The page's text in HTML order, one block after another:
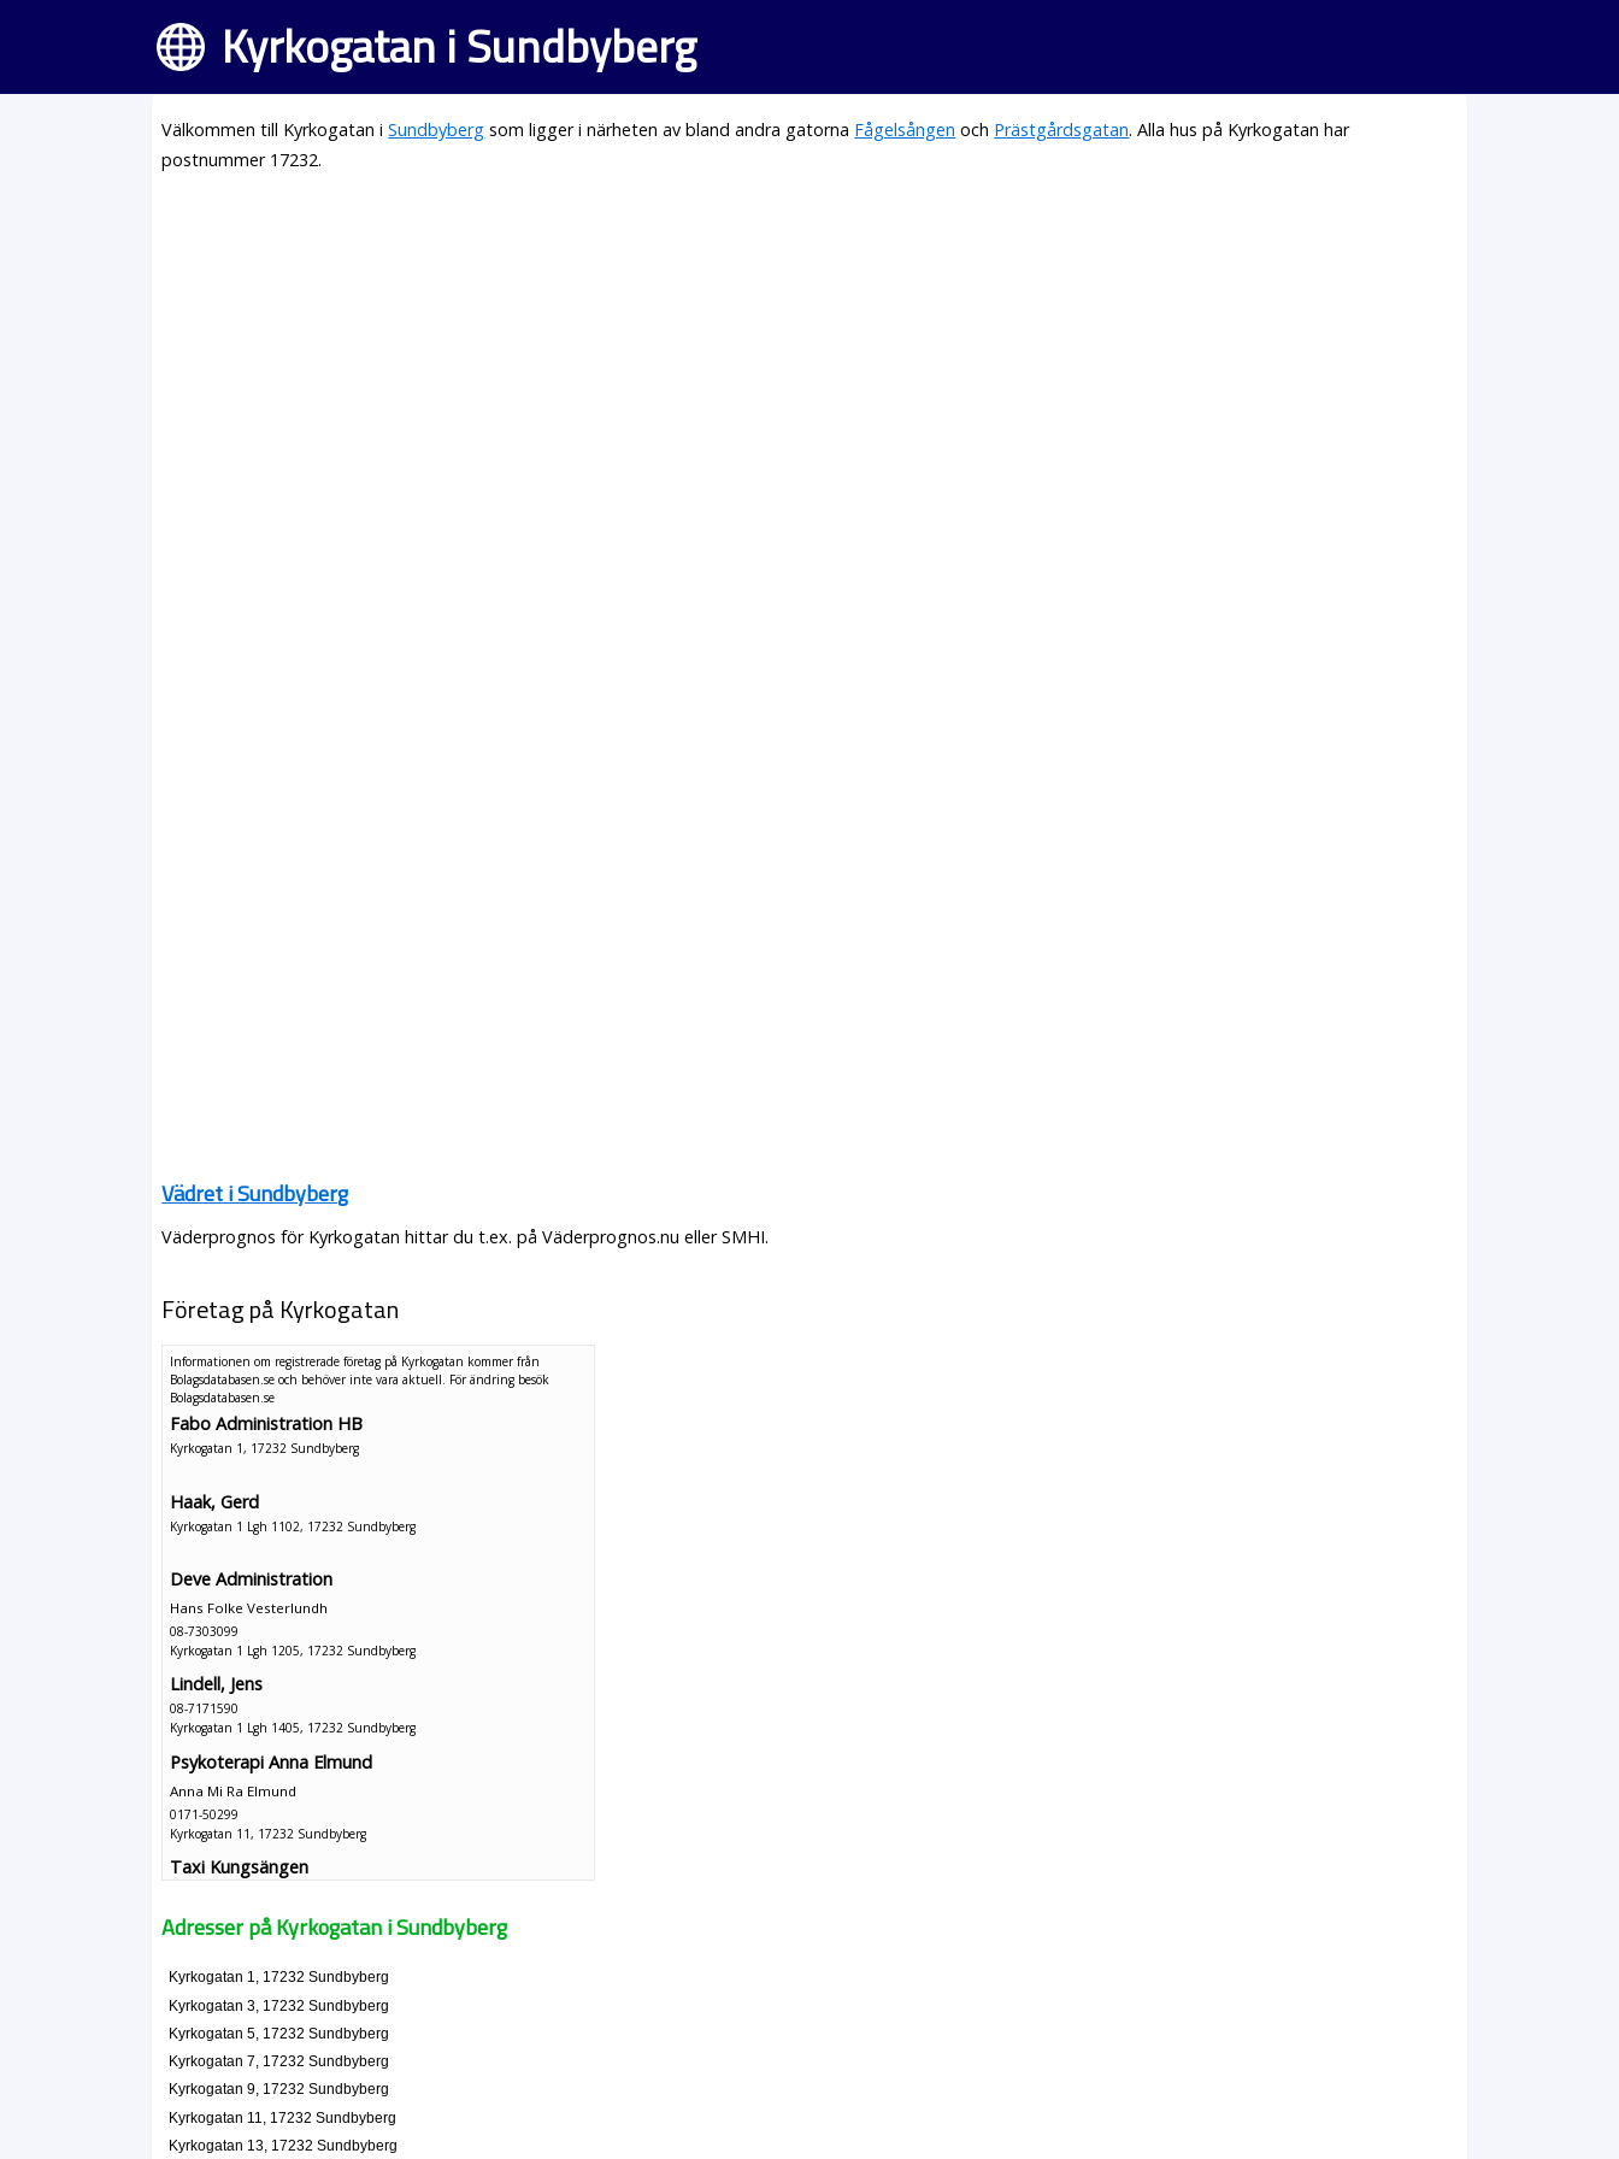
Kyrkogatan i Sundbyberg
Välkommen till Kyrkogatan iSundbyberg som ligger i närheten av bland andra gatorna Fågelsången och Prästgårdsgatan. Alla hus på Kyrkogatan har
postnummer 17232.
Vädret i Sundbyberg
Väderprognos för Kyrkogatan hittar du t.ex. på Väderprognos.nu eller SMHI.
Företag på Kyrkogatan
Informationen om registrerade företag på Kyrkogatan kommer från
Bolagsdatabasen.se och behöver inte vara aktuell. För ändring besök
Bolagsdatabasen.se
Fabo Administration HB
Kyrkogatan 1, 17232 Sundbyberg
Haak, Gerd
Kyrkogatan 1 Lgh 1102, 17232 Sundbyberg
Deve Administration
Hans Folke Vesterlundh
08-7303099
Kyrkogatan 1 Lgh 1205, 17232 Sundbyberg
Lindell, Jens
08-7171590
Kyrkogatan 1 Lgh 1405, 17232 Sundbyberg
Psykoterapi Anna Elmund
Anna Mi Ra Elmund
0171-50299
Kyrkogatan 11, 17232 Sundbyberg
Taxi Kungsängen
08-58170111
Kyrkogatan 11, 17232 Sundbyberg
Magnus Asplund
08-855543
Kyrkogatan 11 Lgh 1103, 17232 Sundbyberg
08-985888
Kyrkogatan 13, 17232 Sundbyberg
Adresser på Kyrkogatan i Sundbyberg
Kyrkogatan 1, 17232 Sundbyberg
Kyrkogatan 3, 17232 Sundbyberg
Kyrkogatan 5, 17232 Sundbyberg
Kyrkogatan 7, 17232 Sundbyberg
Kyrkogatan 9, 17232 Sundbyberg
Kyrkogatan 11, 17232 Sundbyberg
Kyrkogatan 13, 17232 Sundbyberg